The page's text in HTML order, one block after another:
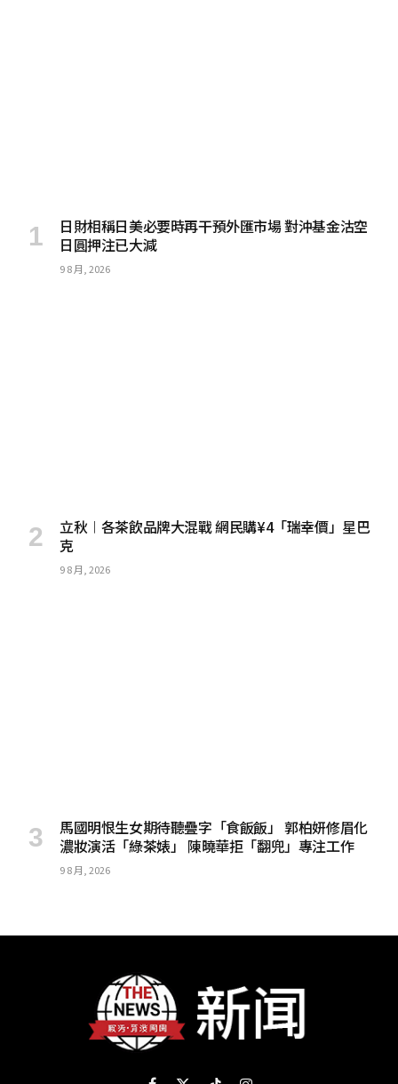
日財相稱日美必要時再干預外匯市場 對沖基金沽空
日圓押注已大減
9 8 月, 2026
立秋︱各茶飲品牌大混戰 網民購¥4「瑞幸價」星巴
克
9 8 月, 2026
馬國明恨生女期待聽疊字「食飯飯」 郭柏妍修眉化
濃妝演活「綠茶婊」 陳曉華拒「翻兜」專注工作
9 8 月, 2026